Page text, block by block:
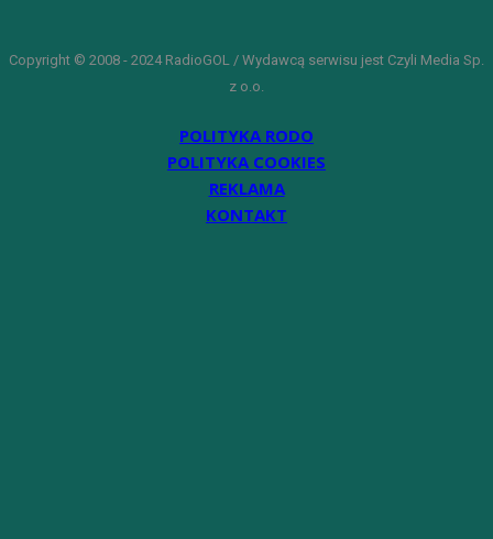
Copyright © 2008 - 2024 RadioGOL / Wydawcą serwisu jest Czyli Media Sp.
z o.o.
POLITYKA RODO
POLITYKA COOKIES
REKLAMA
KONTAKT